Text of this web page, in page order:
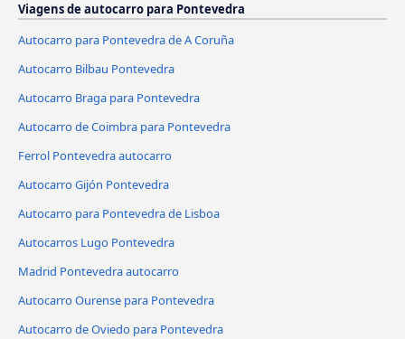
Viagens de autocarro para Pontevedra
Autocarro para Pontevedra de A Coruña
Autocarro Bilbau Pontevedra
Autocarro Braga para Pontevedra
Autocarro de Coimbra para Pontevedra
Ferrol Pontevedra autocarro
Autocarro Gijón Pontevedra
Autocarro para Pontevedra de Lisboa
Autocarros Lugo Pontevedra
Madrid Pontevedra autocarro
Autocarro Ourense para Pontevedra
Autocarro de Oviedo para Pontevedra